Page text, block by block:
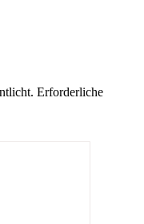
Erforderliche